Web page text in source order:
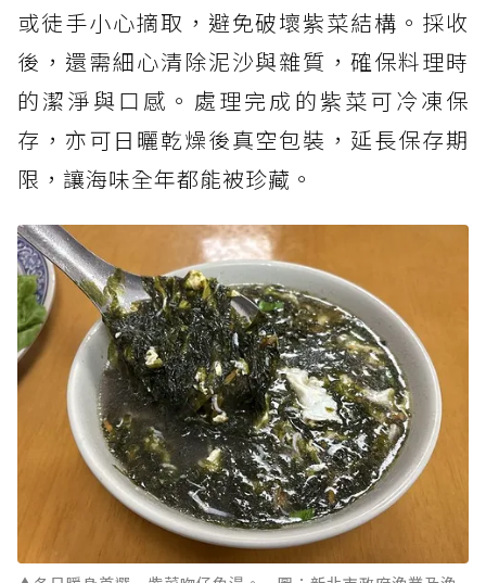
或徒手小心摘取，避免破壞紫菜結構。採收
後，還需細心清除泥沙與雜質，確保料理時
的潔淨與口感。處理完成的紫菜可冷凍保
存，亦可日曬乾燥後真空包裝，延長保存期
限，讓海味全年都能被珍藏。